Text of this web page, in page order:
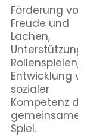
Förderung von
Freude und
Lachen,
Unterstützung
Rollenspielen,
Entwicklung
sozialer
Kompetenz
gemeinsames
Spiel.